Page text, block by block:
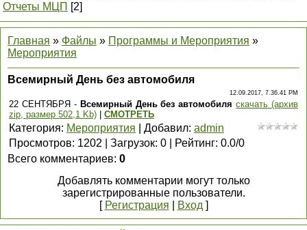
Отчеты МЦП [2]
Главная » Файлы » Программы и Мероприятия »
Мероприятия
Всемирный День без автомобиля
12.09.2017, 7.36.41 PM
22 СЕНТЯБРЯ - Всемирный День без автомобиля скачать (архив
zip, размер 502,1 Kb)
СМОТРЕТЬ
Категория: Мероприятия Добавил: admin
Просмотров: 1202 Загрузок: 0 Рейтинг: 0.0/0
Всего комментариев: 0
Добавлять комментарии могут только
зарегистрированные пользователи.
[ Регистрация Вход ]